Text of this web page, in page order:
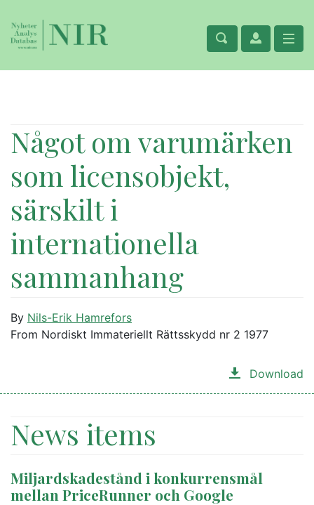
Något om varumärken
som licensobjekt,
särskilt i
internationella
sammanhang
By Nils-Erik Hamrefors
From Nordiskt Immateriellt Rättsskydd nr 2 1977
Download
News items
Miljardskadestånd i konkurrensmål
mellan PriceRunner och Google